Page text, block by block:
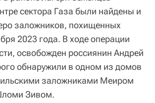
сектора Газа были найдены и
заложников, похищенных
2023 года. В ходе операции
освобожден россиянин Андрей
обнаружили в одном из домов
заложниками Меиром
Зивом.